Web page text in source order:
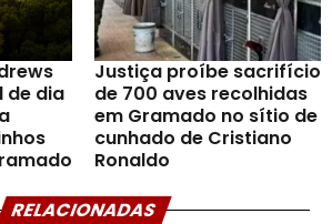
de dia
Justiça proíbe sacrifício
de 700 aves recolhidas
em Gramado no sítio de
cunhado de Cristiano
Ronaldo
RELACIONADAS